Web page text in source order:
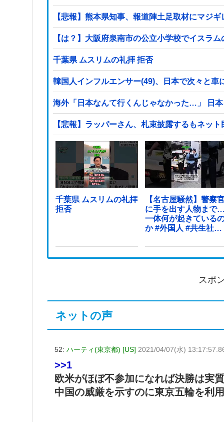
【悲報】熊本県知事、報道陣土足取材にマジ
【は？】大阪府泉南市の公立小学校でイスラ
千葉県 ムスリムの礼拝 拒否
韓国人インフルエンサー(49)、日本で次々と車
海外「日本なんて行くんじゃなかった…」 日
【悲報】ラッパーさん、札束披露するもネッ
千葉県 ムスリムの礼拝
拒否
【名古屋騒然】警察
に手を出す人物まで
一体何が起きている
か #外国人 #共生社会
スポ
ネットの声
52: ハーティ(東京都) [US] 2021/04/07(水)
>>1
欧米がほぼ不参加になれば決勝は実
中国の威厳を示すのに東京五輪を利